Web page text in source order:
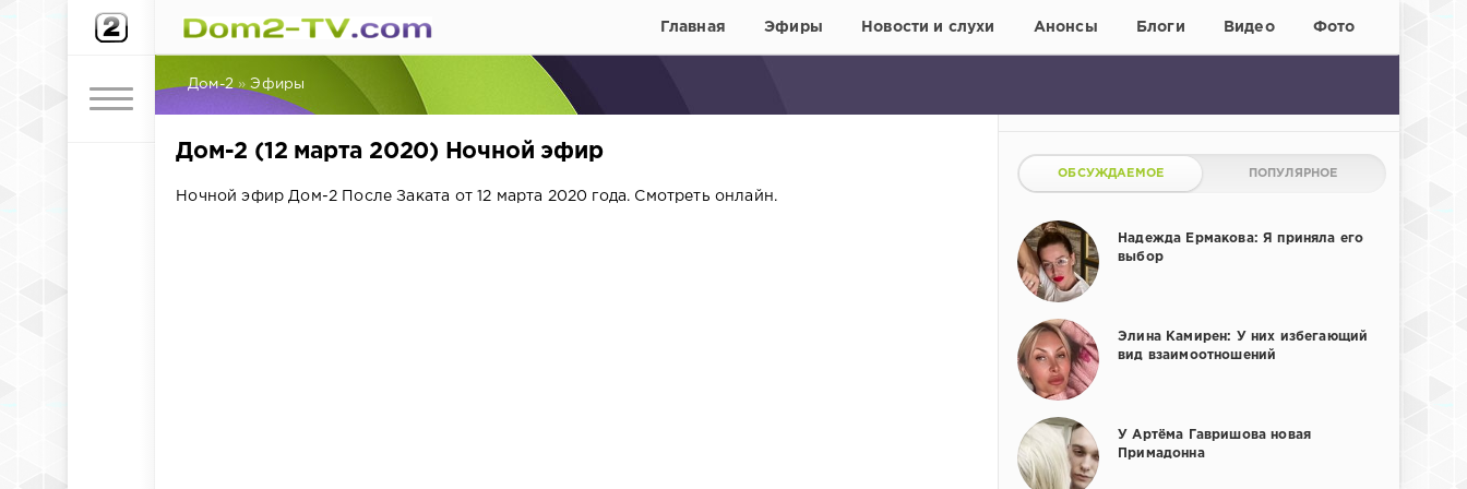
Главная Эфиры Новости и слухи Анонсы Блоги Видео Фото
Дом-2 »Эфиры
Дом-2 (12 марта 2020) Ночной эфир
Ночной эфир Дом-2 После Заката от 12 марта 2020 года. Смотреть онлайн.
ОБСУЖДАЕМОЕ ПОПУЛЯРНОЕ
Надежда Ермакова: Я приняла его
выбор
Элина Камирен: У них избегающий
вид взаимоотношений
У Артёма Гавришова новая
Примадонна